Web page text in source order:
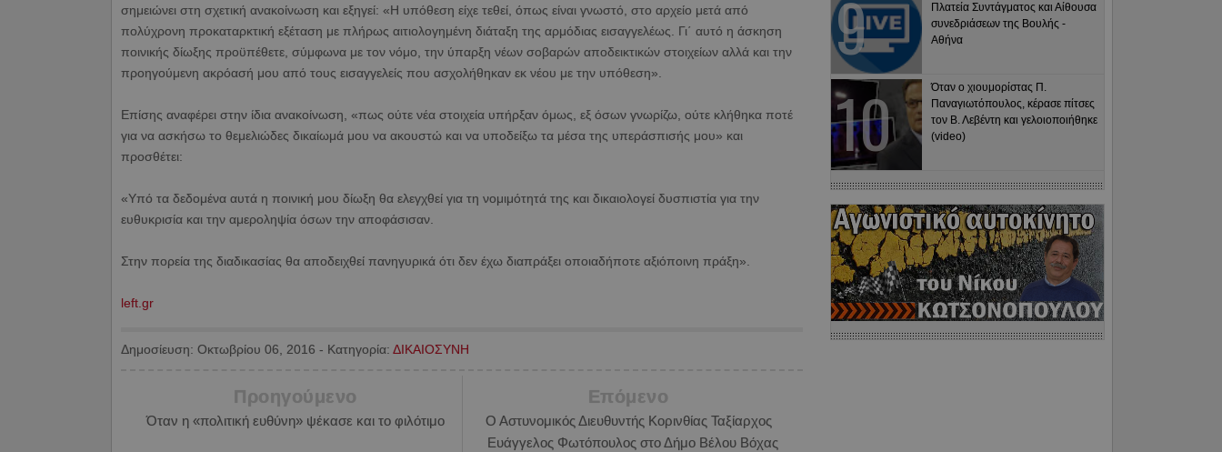
σημειώνει στη σχετική ανακοίνωση και εξηγεί: «Η υπόθεση είχε τεθεί, όπως είναι γνωστό, στο αρχείο μετά από
πολύχρονη προκαταρκτική εξέταση με πλήρως αιτιολογημένη διάταξη της αρμόδιας εισαγγελέως. Γι΄ αυτό η άσκηση
ποινικής δίωξης προϋπέθετε, σύμφωνα με τον νόμο, την ύπαρξη νέων σοβαρών αποδεικτικών στοιχείων αλλά και την
προηγούμενη ακρόασή μου από τους εισαγγελείς που ασχολήθηκαν εκ νέου με την υπόθεση».
Επίσης αναφέρει στην ίδια ανακοίνωση, «πως ούτε νέα στοιχεία υπήρξαν όμως, εξ όσων γνωρίζω, ούτε κλήθηκα ποτέ
για να ασκήσω το θεμελιώδες δικαίωμά μου να ακουστώ και να υποδείξω τα μέσα της υπεράσπισής μου» και
προσθέτει:
«Υπό τα δεδομένα αυτά η ποινική μου δίωξη θα ελεγχθεί για τη νομιμότητά της και δικαιολογεί δυσπιστία για την
ευθυκρισία και την αμεροληψία όσων την αποφάσισαν.
Στην πορεία της διαδικασίας θα αποδειχθεί πανηγυρικά ότι δεν έχω διαπράξει οποιαδήποτε αξιόποινη πράξη».
left.gr
Δημοσίευση: Οκτωβρίου 06, 2016 - Κατηγορία: ΔΙΚΑΙΟΣΥΝΗ
Επόμενο
Ο Αστυνομικός Διευθυντής Κορινθίας Ταξίαρχος
Ευάγγελος Φωτόπουλος στο Δήμο Βέλου Βόχας
Προηγούμενο
Όταν η «πολιτική ευθύνη» ψέκασε και το φιλότιμο
Πλατεία Συντάγματος και Αίθουσα
συνεδριάσεων της Βουλής -
Αθήνα
Όταν ο χιουμορίστας Π.
Παναγιωτόπουλος, κέρασε πίτσες
τον Β. Λεβέντη και γελοιοποιήθηκε
(video)